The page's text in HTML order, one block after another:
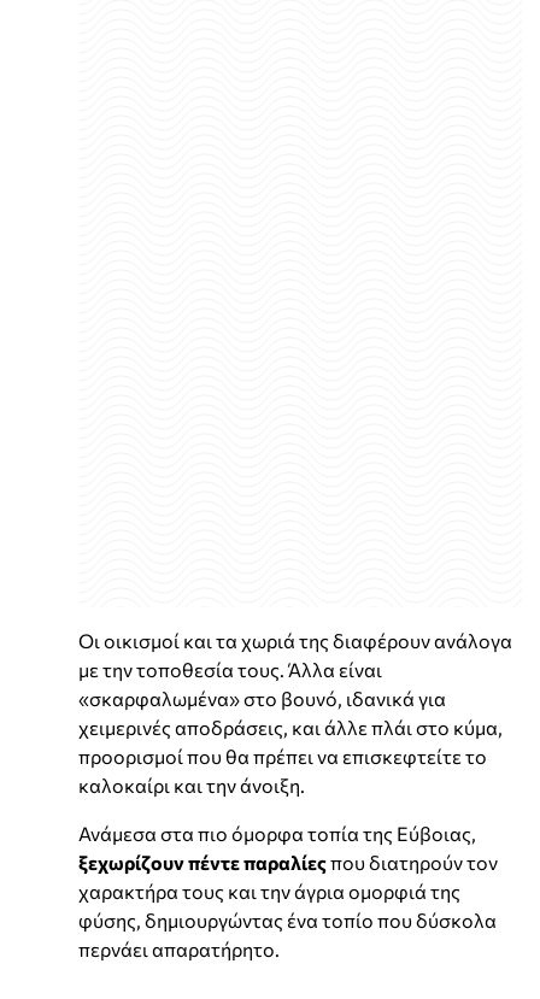
Οι οικισμοί και τα χωριά της διαφέρουν ανάλογα
με την τοποθεσία τους. Άλλα είναι
«σκαρφαλωμένα» στο βουνό, ιδανικά για
χειμερινές αποδράσεις, και άλλε πλάι στο κύμα,
προορισμοί που θα πρέπει να επισκεφτείτε το
καλοκαίρι και την άνοιξη.
Ανάμεσα στα πιο όμορφα τοπία της Εύβοιας,
ξεχωρίζουν πέντε παραλίεςπου διατηρούν τον
χαρακτήρα τους και την άγρια ομορφιά της
φύσης, δημιουργώντας ένα τοπίο που δύσκολα
περνάει απαρατήρητο.